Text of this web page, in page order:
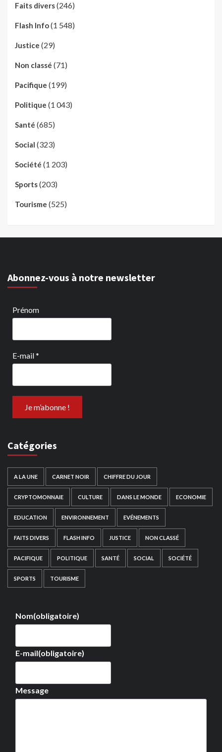
Faits divers(246)
Flash Info(1 548)
Justice (29)
Non classé (71)
Pacifique (199)
Politique (1 043)
Santé (685)
Social (323)
Société (1 203)
Sports(203)
Tourisme (525)
Abonnez-vous à notre newsletter
Prénom
E-mail*
Catégories
A LA UNE CARNET NOIR CHIFFRE DU JOUR
CRYPTOMONNAIE CULTURE DANS LE MONDE ECONOMIE
EDUCATION ENVIRONNEMENT EVÉNEMENTS
FAITS DIVERS FLASH INFO JUSTICE NON CLASSÉ
PACIFIQUE POLITIQUE SANTÉ SOCIAL SOCIÉTÉ
SPORTS TOURISME
Nom(obligatoire)
E-mail(obligatoire)
Message